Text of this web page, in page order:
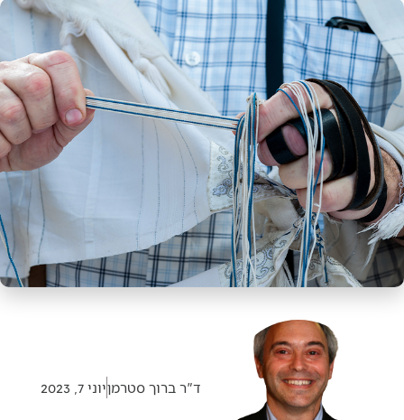
ד"ר ברוך סטרמןיוני 7, 2023